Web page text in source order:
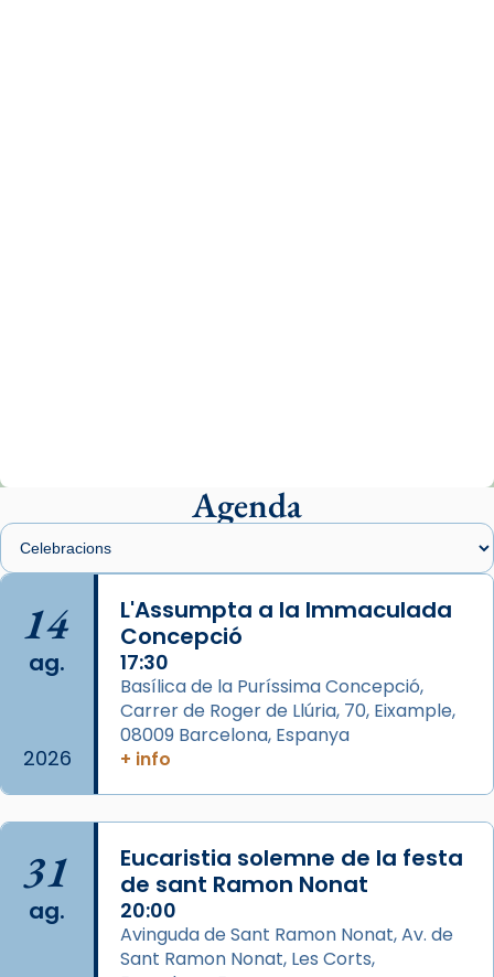
presidit aquest 27 de juliol la missa de Les
Santes de Mataró.
🔗
📸 J. Merino
Photo
View on Facebook ·
Arquebisbat de Barcelonais at Catedral
de Barcelona.
2 weeks ago
comitè organitzador de la visita apostòlica
del Sant Pare Lleó XIV a Barcelona, i als
col·laboradors, a la Catedral de Barcelona.
L’arquebisbe de Barcelona, el cardenal Joan
Agenda
14
ag.
2026
L'Assumpta a la Immaculada
Concepció
17:30
Basílica de la Puríssima Concepció,
Carrer de Roger de Llúria, 70, Eixample,
08009 Barcelona, Espanya
+ info
31
ag.
Eucaristia solemne de la festa
de sant Ramon Nonat
20:00
Avinguda de Sant Ramon Nonat, Av. de
Sant Ramon Nonat, Les Corts,